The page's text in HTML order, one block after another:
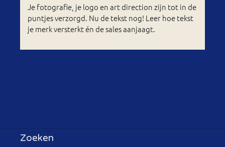
Je fotografie, je logo en art direction zijn tot in de
puntjes verzorgd. Nu de tekst nog! Leer hoe tekst
je merk versterkt én de sales aanjaagt.
Zoeken